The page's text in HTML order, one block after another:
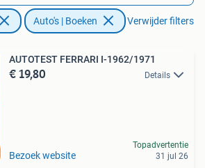
Auto's | Boeken Verwijder filters
AUTOTEST FERRARI I-1962/1971
€ 19,80 Details
Bezoek website
Topadvertentie
31 jul 26